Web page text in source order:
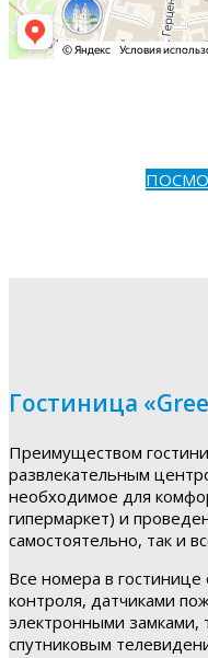
Гостиница
Преимуществом
развлекательным
необходимое для
гипермаркет) и
самостоятельно, так и
Все номера в
контроля, датчиками
электронными замками,
спутниковым